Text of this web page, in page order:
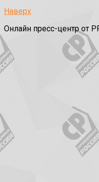
Наверх
Онлайн пресс-центр от